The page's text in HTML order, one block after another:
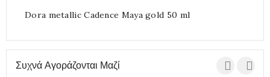
Dora metallic Cadence Maya gold 50 ml
Συχνά Αγοράζονται Μαζί